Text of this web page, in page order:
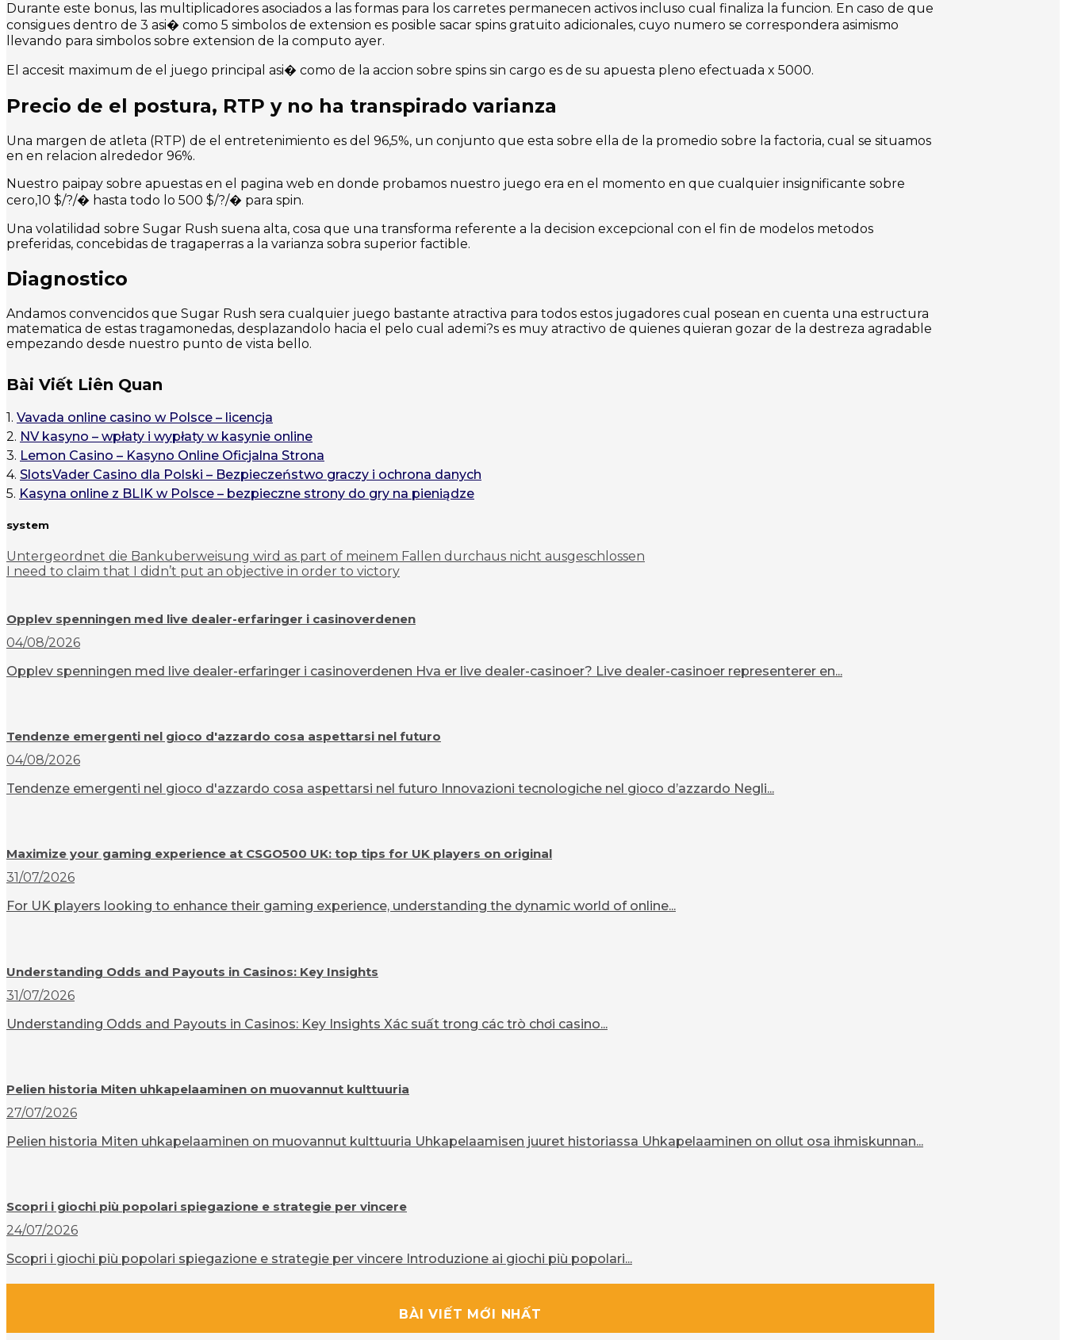
Durante este bonus, las multiplicadores asociados a las formas para los carretes permanecen activos incluso cual finaliza la funcion. En caso de que
consigues dentro de 3 asi� como 5 simbolos de extension es posible sacar spins gratuito adicionales, cuyo numero se correspondera asimismo
llevando para simbolos sobre extension de la computo ayer.
El accesit maximum de el juego principal asi� como de la accion sobre spins sin cargo es de su apuesta pleno efectuada x 5000.
Precio de el postura, RTP y no ha transpirado varianza
Una margen de atleta (RTP) de el entretenimiento es del 96,5%, un conjunto que esta sobre ella de la promedio sobre la factoria, cual se situamos
en en relacion alrededor 96%.
Nuestro paipay sobre apuestas en el pagina web en donde probamos nuestro juego era en el momento en que cualquier insignificante sobre
cero,10 $/?/� hasta todo lo 500 $/?/� para spin.
Una volatilidad sobre Sugar Rush suena alta, cosa que una transforma referente a la decision excepcional con el fin de modelos metodos
preferidas, concebidas de tragaperras a la varianza sobra superior factible.
Diagnostico
Andamos convencidos que Sugar Rush sera cualquier juego bastante atractiva para todos estos jugadores cual posean en cuenta una estructura
matematica de estas tragamonedas, desplazandolo hacia el pelo cual ademi?s es muy atractivo de quienes quieran gozar de la destreza agradable
empezando desde nuestro punto de vista bello.
Bài Viết Liên Quan
1. Vavada online casino w Polsce – licencja
2. NV kasyno – wpłaty i wypłaty w kasynie online
3. Lemon Casino – Kasyno Online Oficjalna Strona
4. SlotsVader Casino dla Polski – Bezpieczeństwo graczy i ochrona danych
5. Kasyna online z BLIK w Polsce – bezpieczne strony do gry na pieniądze
system
Untergeordnet die Bankuberweisung wird as part of meinem Fallen durchaus nicht ausgeschlossen
I need to claim that I didn’t put an objective in order to victory
Opplev spenningen med live dealer-erfaringer i casinoverdenen
04/08/2026
Opplev spenningen med live dealer-erfaringer i casinoverdenen Hva er live dealer-casinoer? Live dealer-casinoer representerer en...
Tendenze emergenti nel gioco d'azzardo cosa aspettarsi nel futuro
04/08/2026
Tendenze emergenti nel gioco d'azzardo cosa aspettarsi nel futuro Innovazioni tecnologiche nel gioco d’azzardo Negli...
Maximize your gaming experience at CSGO500 UK: top tips for UK players on original
31/07/2026
For UK players looking to enhance their gaming experience, understanding the dynamic world of online...
Understanding Odds and Payouts in Casinos: Key Insights
31/07/2026
Understanding Odds and Payouts in Casinos: Key Insights Xác suất trong các trò chơi casino...
Pelien historia Miten uhkapelaaminen on muovannut kulttuuria
27/07/2026
Pelien historia Miten uhkapelaaminen on muovannut kulttuuria Uhkapelaamisen juuret historiassa Uhkapelaaminen on ollut osa ihmiskunnan...
Scopri i giochi più popolari spiegazione e strategie per vincere
24/07/2026
Scopri i giochi più popolari spiegazione e strategie per vincere Introduzione ai giochi più popolari...
BÀI VIẾT MỚI NHẤT